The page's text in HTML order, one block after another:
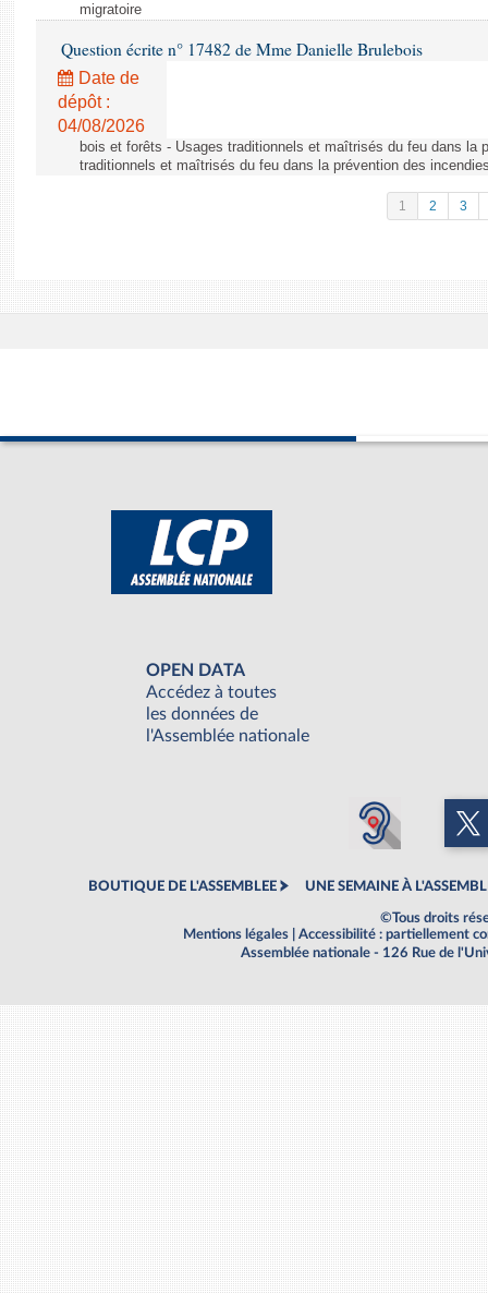
migratoire
Question écrite n° 17482 de Mme Danielle Brulebois
Date de
dépôt :
04/08/2026
bois et forêts - Usages traditionnels et maîtrisés du feu dans la
traditionnels et maîtrisés du feu dans la prévention des
1 2 3
OPEN DATA
Accédez à toutes
les données de
l'Assemblée nationale
BOUTIQUE DE L'ASSEMBLEE UNE SEMAINE À
©Tous droits
Mentions légales
Accessibilité : partiellement
Assemblée nationale - 126 Rue de